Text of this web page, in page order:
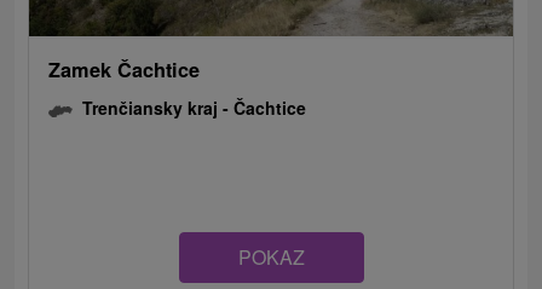
Zamek Čachtice
Trenčiansky kraj -Čachtice
POKAZ